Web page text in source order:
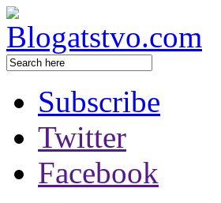
Subscribe
Twitter
Facebook